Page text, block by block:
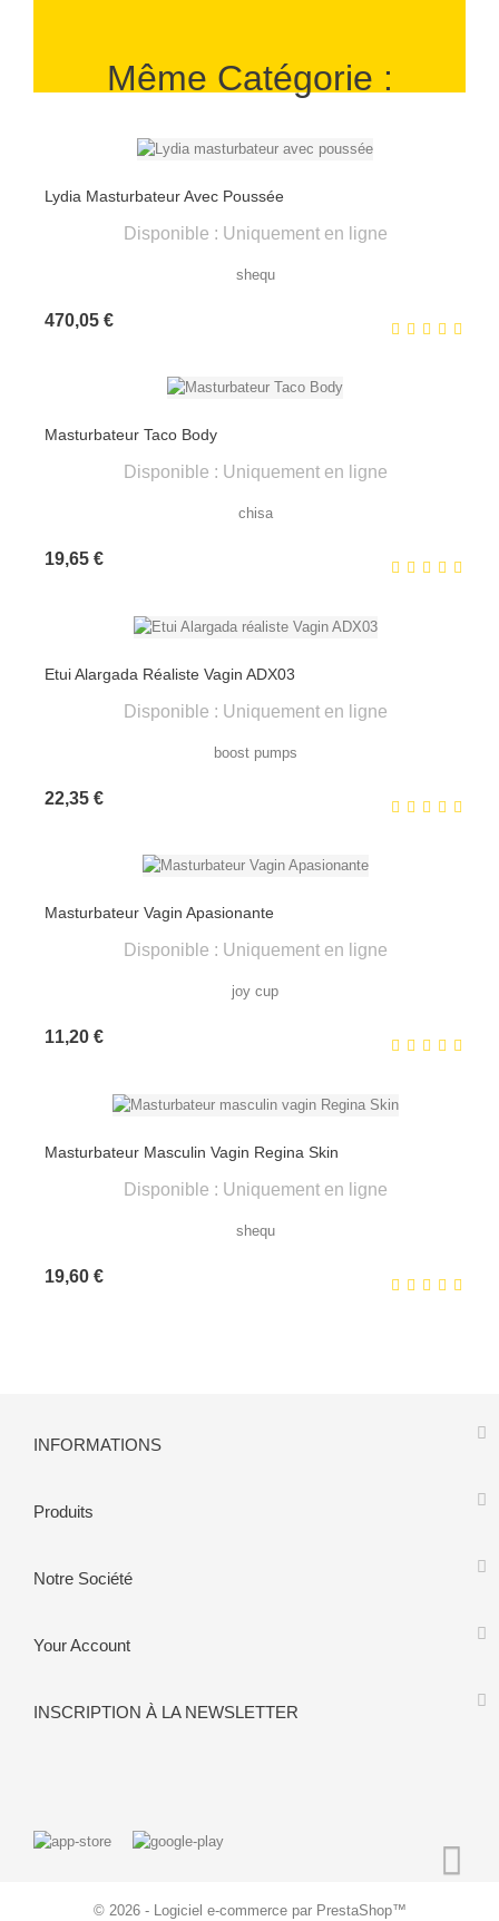
Même Catégorie :
Lydia Masturbateur Avec Poussée
Disponible : Uniquement en ligne
shequ
470,05 €Prix
Masturbateur Taco Body
Disponible : Uniquement en ligne
chisa
19,65 €Prix
Etui Alargada Réaliste Vagin ADX03
Disponible : Uniquement en ligne
boost pumps
22,35 €Prix
Masturbateur Vagin Apasionante
Disponible : Uniquement en ligne
joy cup
11,20 €Prix
Masturbateur Masculin Vagin Regina Skin
Disponible : Uniquement en ligne
shequ
19,60 €Prix
INFORMATIONS
Produits
Notre Société
Your Account
INSCRIPTION À LA NEWSLETTER
© 2026 - Logiciel e-commerce par PrestaShop™